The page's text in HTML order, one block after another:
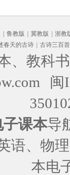
鲁教版 冀教版
浙教
春天的古诗 古诗三百首
、教科
闽
子课本导
语、物
本电